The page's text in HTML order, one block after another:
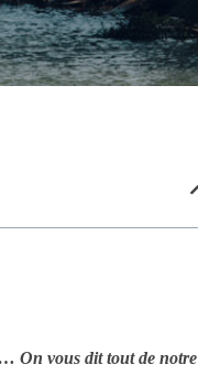
On vous dit tout de notre